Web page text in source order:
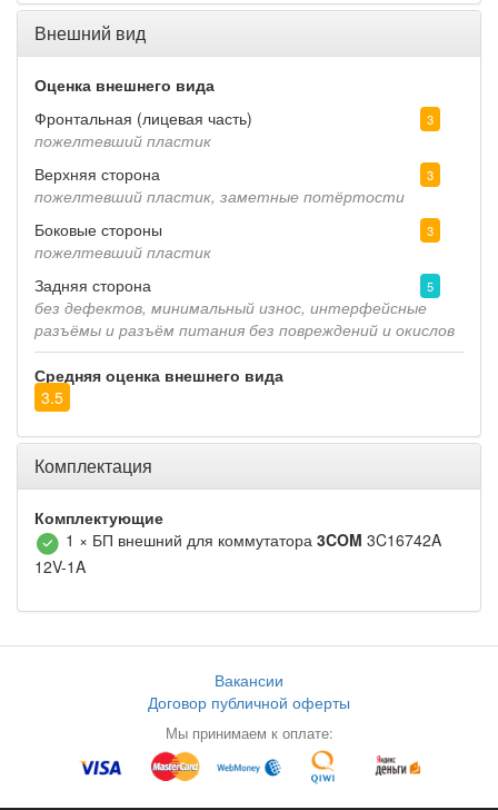
Внешний вид
Оценка внешнего вида
Фронтальная (лицевая часть)
3
пожелтевший пластик
Верхняя сторона
3
пожелтевший пластик, заметные потёртости
Боковые стороны
3
пожелтевший пластик
Задняя сторона
5
без дефектов, минимальный износ, интерфейсные
разъёмы и разъём питания без повреждений и окислов
Средняя оценка внешнего вида
3.5
Комплектация
Комплектующие
1 × БП внешний для коммутатора 3COM 3C16742A
12V-1A
Вакансии
Договор публичной оферты
Мы принимаем к оплате: